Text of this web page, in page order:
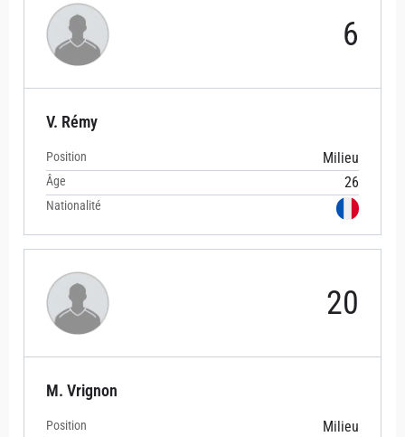
6
V. Rémy
Position Milieu
Âge 26
Nationalité
20
M. Vrignon
Position Milieu